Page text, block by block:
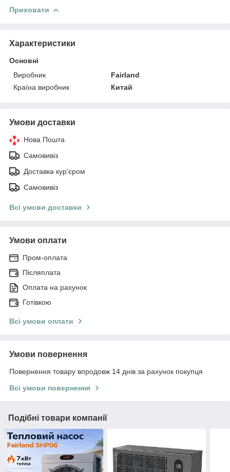
Приховати
Характеристики
Основні
Виробник
Fairland
Країна виробник
Китай
Умови доставки
Нова Пошта
Самовивіз
Доставка кур'єром
Самовивіз
Всі умови доставки
Умови оплати
Пром-оплата
Післяплата
Оплата на рахунок
Готівкою
Всі умови оплати
Умови повернення
Повернення товару впродовж 14 днів за рахунок покупця
Всі умови повернення
Подібні товари компанії